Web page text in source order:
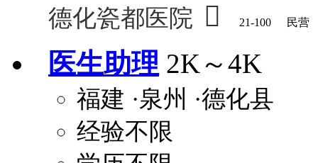
德化瓷都医院  21-100 民营
医生助理 2K～4K
福建 ·泉州 ·德化县
经验不限